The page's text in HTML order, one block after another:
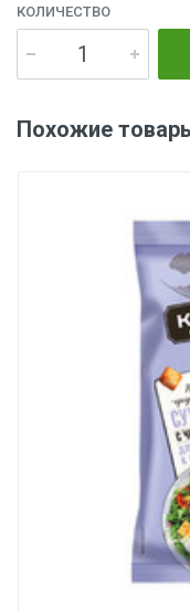
КОЛИЧЕСТВО
Похожие